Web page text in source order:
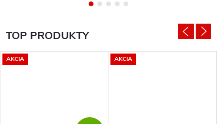
TOP PRODUKTY
AKCIA AKCIA